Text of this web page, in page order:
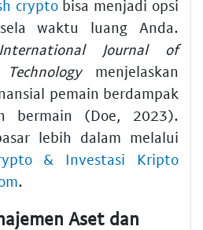
cryptobisa menjadi opsi
waktu luang Anda.
International Journal of
menjelaskan
pemain berdampak
bermain (Doe, 2023).
lebih dalam melalui
& Investasi Kripto
.
Aset dan